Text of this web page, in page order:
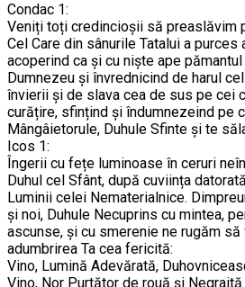
Condac 1:
Veniți toți credincioșii să preaslăvim
Cel Care din sânurile Tatalui a
acoperind ca și cu niște ape
Dumnezeu și învrednicind de harul
învierii și de slava cea de sus pe cei
curățire, sfințind și îndumnezeind pe
Mângâietorule, Duhule Sfinte și te
Icos 1:
Îngerii cu fețe luminoase în ceruri
Duhul cel Sfânt, după cuviința
Luminii celei Nematerialnice.
și noi, Duhule Necuprins cu mintea,
ascunse, și cu smerenie ne rugăm
adumbrirea Ta cea fericită:
Vino, Lumină Adevărată,
Vino, Nor Purtător de rouă și